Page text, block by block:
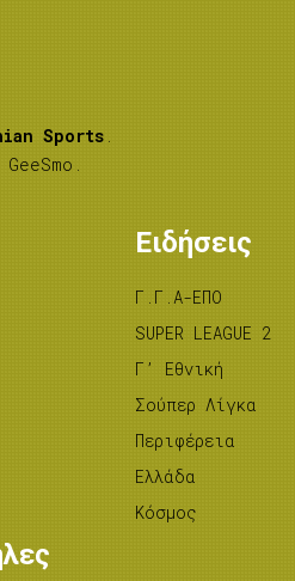
Sports .
GeeSmo .
Ειδήσεις
Γ.Γ.Α-ΕΠΟ
SUPER LEAGUE 2
Γ’ Εθνική
Σούπερ Λίγκα
Περιφέρεια
Ελλάδα
Κόσμος